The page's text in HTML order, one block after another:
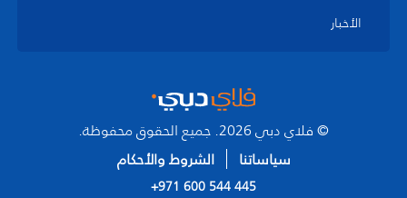
الأخبار
© فلاي دبي 2026. جميع الحقوق محفوظة.
سياساتنا
الشروط والأحكام
+971 600 544 445